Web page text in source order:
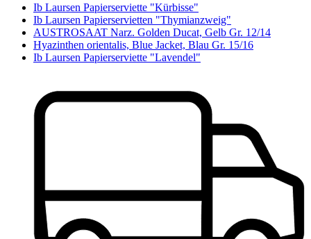
Ib Laursen Papierserviette "Kürbisse"
Ib Laursen Papierservietten "Thymianzweig"
AUSTROSAAT Narz. Golden Ducat, Gelb Gr. 12/14
Hyazinthen orientalis, Blue Jacket, Blau Gr. 15/16
Ib Laursen Papierserviette "Lavendel"